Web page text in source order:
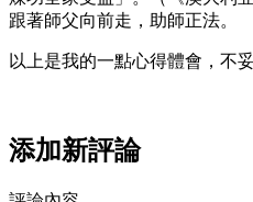
跟著師父向前走，助師正法。
以上是我的一點心得體會，不
添加新評論